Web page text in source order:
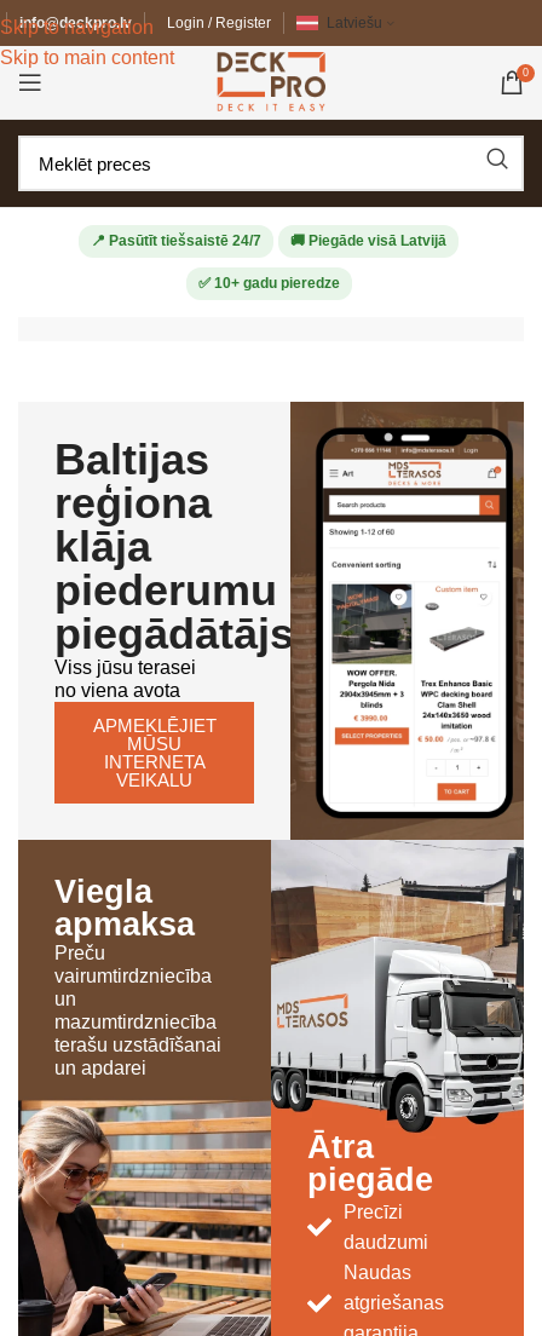
Skip to navigation
Skip to main content
info@deckpro.lv Login / Register Latviešu
0
📍 Pasūtīt tiešsaistē 24/7 🚚 Piegāde visā Latvijā
✅ 10+ gadu pieredze
Baltijas
reģiona
klāja
piederumu
piegādātājs
Viss jūsu terasei
no viena avota
APMEKLĒJIET
MŪSU
INTERNETA
VEIKALU
Viegla
apmaksa
Preču
vairumtirdzniecība
un
mazumtirdzniecība
terašu uzstādīšanai
un apdarei
Ātra
piegāde
Precīzi
daudzumi
Naudas
atgriešanas